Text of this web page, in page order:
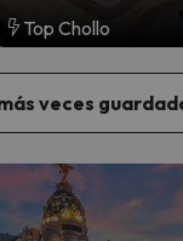
Top Chollo
veces